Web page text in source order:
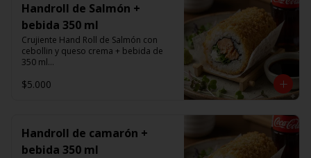
Handroll de Salmón +
bebida 350 ml
Crujiente Hand Roll de Salmón con
cebollin y queso crema + bebida de
350 ml
Promoción valida de Lunes a viernes
$5.000
Handroll de camarón +
bebida 350 ml